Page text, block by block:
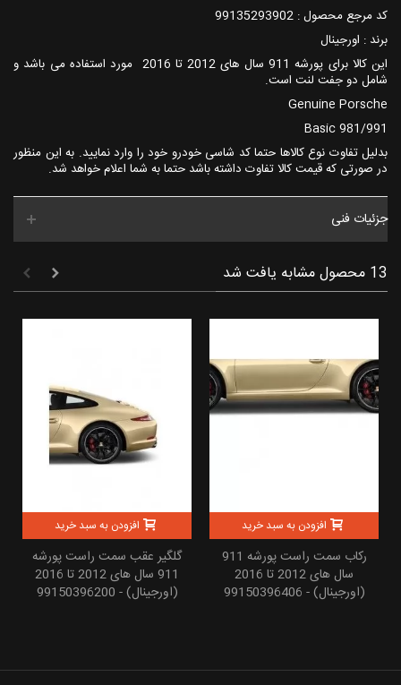
کد مرجع محصول : 99135293902
برند : اورجینال
این کالا برای پورشه 911 سال های 2012 تا 2016 مورد استفاده می باشد و
شامل دو جفت لنت است.
Genuine Porsche
Basic 981/991
بدلیل تفاوت نوع کالاها حتما کد شاسی خودرو خود را وارد نمایید. به این منظور
در صورتی که قیمت کالا تفاوت داشته باشد حتما به شما اعلام خواهد شد.
جزئیات فنی
13 محصول مشابه یافت شد
افزودن به سبد خرید
گلگیر عقب سمت راست پورشه
911 سال های 2012 تا 2016
(اورجینال) - 99150396200
افزودن به سبد خرید
رکاب سمت راست پورشه 911
سال های 2012 تا 2016
(اورجینال) - 99150396406